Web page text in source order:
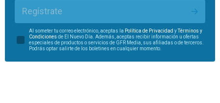
Regístrate
Al someter tu correo electrónico, aceptas la Política de Privacidad yTérminos y
Condiciones de El Nuevo Día. Además, aceptas recibir información u ofertas
especiales de productos o servicios de GFR Media, sus afiliadas o de terceros.
Podrás optar salirte de los boletines en cualquier momento.